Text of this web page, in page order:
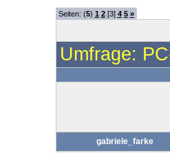
Seiten: (5) 1 2[3] 4 5 »
Umfrage:
gabriele_farke